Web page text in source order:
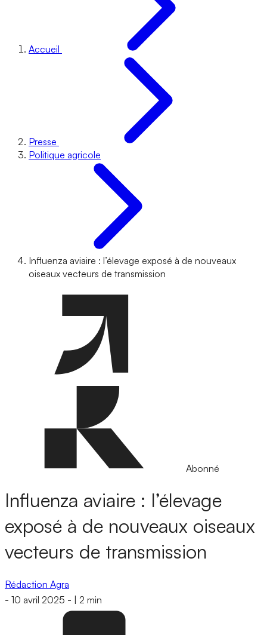
Accueil
Presse
Politique agricole
Influenza aviaire : l’élevage exposé à de nouveaux
oiseaux vecteurs de transmission
Abonné
Influenza aviaire : l’élevage
exposé à de nouveaux oiseaux
vecteurs de transmission
Rédaction Agra
- 10 avril 2025 - 2 min